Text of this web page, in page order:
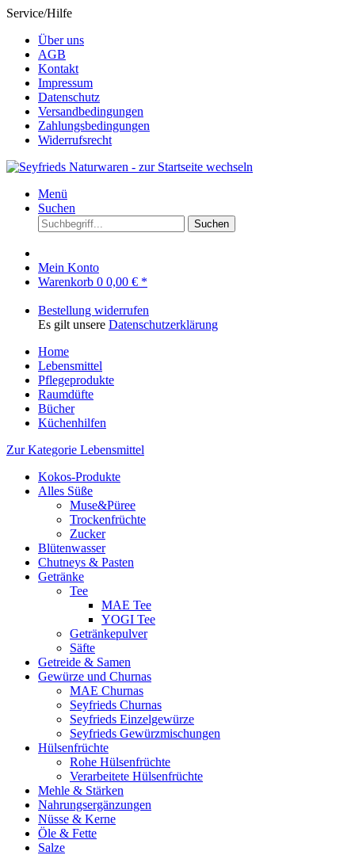
Service/Hilfe
Über uns
AGB
Kontakt
Impressum
Datenschutz
Versandbedingungen
Zahlungsbedingungen
Widerrufsrecht
Menü
Suchen
Suchen
Mein Konto
Warenkorb 0 0,00 € *
Bestellung widerrufen
Es gilt unsere Datenschutzerklärung
Home
Lebensmittel
Pflegeprodukte
Raumdüfte
Bücher
Küchenhilfen
Zur Kategorie Lebensmittel
Kokos-Produkte
Alles Süße
Muse&Püree
Trockenfrüchte
Zucker
Blütenwasser
Chutneys & Pasten
Getränke
Tee
MAE Tee
YOGI Tee
Getränkepulver
Säfte
Getreide & Samen
Gewürze und Churnas
MAE Churnas
Seyfrieds Churnas
Seyfrieds Einzelgewürze
Seyfrieds Gewürzmischungen
Hülsenfrüchte
Rohe Hülsenfrüchte
Verarbeitete Hülsenfrüchte
Mehle & Stärken
Nahrungsergänzungen
Nüsse & Kerne
Öle & Fette
Salze